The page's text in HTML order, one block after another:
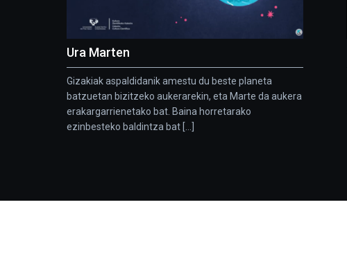
Ura Marten
Gizakiak aspaldidanik amestu du beste planeta
batzuetan bizitzeko aukerarekin, eta Marte da aukera
erakargarrienetako bat. Baina horretarako
ezinbesteko baldintza bat [...]